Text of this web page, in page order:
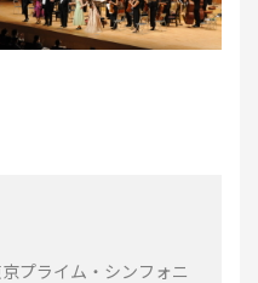
プライム・シンフォニ